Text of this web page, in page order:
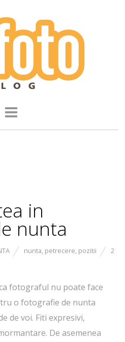
in
nunta
nunta, petrecere, pozitii
2
fotograful nu poate face
o fotografie de nunta
de voi. Fiti expresivi,
De asemenea